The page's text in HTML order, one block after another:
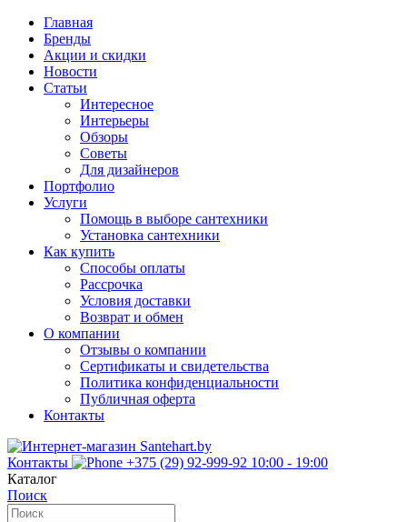
Главная
Бренды
Акции и скидки
Новости
Статьи
Интересное
Интерьеры
Обзоры
Советы
Для дизайнеров
Портфолио
Услуги
Помощь в выборе сантехники
Установка сантехники
Как купить
Способы оплаты
Рассрочка
Условия доставки
Возврат и обмен
О компании
Отзывы о компании
Сертификаты и свидетельства
Политика конфиденциальности
Публичная оферта
Контакты
Контакты +375 (29) 92-999-92 10:00 - 19:00
Каталог
Поиск